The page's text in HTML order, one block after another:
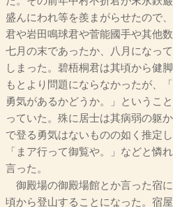
盛んにわれ等を羨まがらせたので
君や岩田鳴球君や菅能國手や其他
七月の末であったか、八月になっ
しまった。碧梧桐君は其頃から健
もとより問題にならなかったが、
勇気があるかどうか。」というこ
っていた。殊に居士は其病弱の躯
で登る勇気はないものの如く推定
「まア行って御覧や。」などと憐
言った。
御殿場の御殿場館とか言った宿
頃から登山することになった。宿